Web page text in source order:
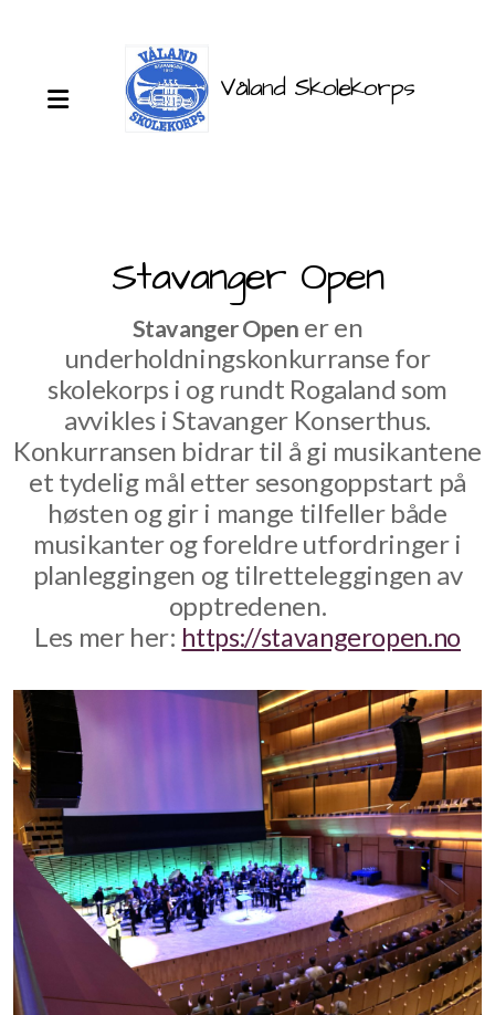
Våland Skolekorps
Stavanger Open
Stavanger Open er en
underholdningskonkurranse for
skolekorps i og rundt Rogaland som
avvikles i Stavanger Konserthus.
Konkurransen bidrar til å gi musikantene
et tydelig mål etter sesongoppstart på
høsten og gir i mange tilfeller både
musikanter og foreldre utfordringer i
planleggingen og tilretteleggingen av
opptredenen.
Les mer her: https://stavangeropen.no
Aspirantkorps
Instruktører
Instrumenter
Information in English
Fra arkivet
Sommertur 2022
Årshjul
Rekruttering
Loppemarked
Stavanger Open
Tusen lykter
Sommertur